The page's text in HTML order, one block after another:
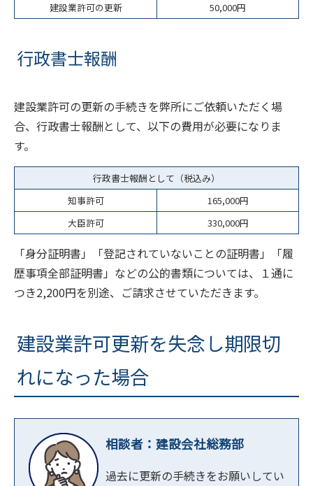
建設業許可の更新
50,000円
行政書士報酬
建設業許可の更新の手続きを弊所にご依頼いただく場
合、行政書士報酬として、以下の費用が必要になりま
す。
行政書士報酬として（税込み）
知事許可
165,000円
大臣許可
330,000円
「身分証明書」「登記されていないことの証明書」「履
歴事項全部証明書」などの公的書類については、１通に
つき2,200円を別途、ご請求させていただきます。
建設業許可更新を失念し期限切
れになった場合
相談者：建設会社総務部
過去に更新の手続きをお願いしてい